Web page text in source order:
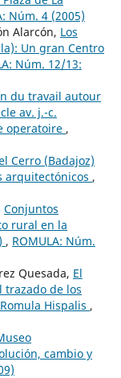
Núm. 4 (2005)
Alarcón, Los
Un gran Centro
Núm. 12/13:
du travail autour
av. j.-c.
operatoire ,
Cerro (Badajoz)
arquitectónicos ,
Conjuntos
rural en la
, ROMULA: Núm.
Quesada, El
de los
Hispalis ,
cambio y